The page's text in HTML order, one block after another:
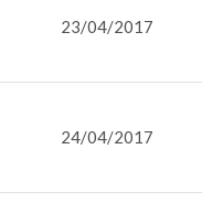
23/04/2017
24/04/2017